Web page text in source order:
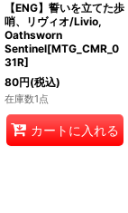
【ENG】誓いを立てた歩
哨、リヴィオ/Livio,
Oathsworn
Sentinel[MTG_CMR_0
31R]
80円(税込)
在庫数1点
カートに入れる